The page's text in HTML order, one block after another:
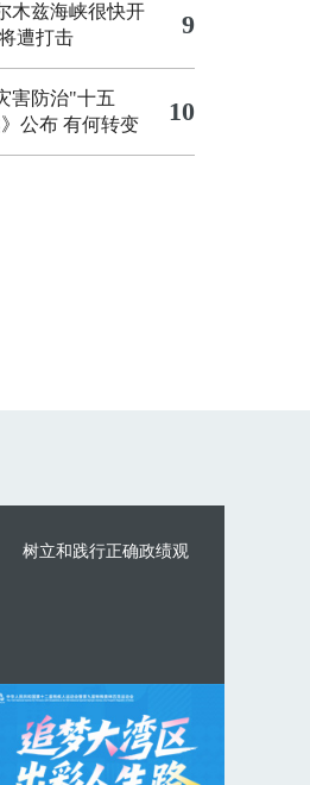
木兹海峡很快开
遭打击
9
害防治"十五
公布 有何转变
10
树立和践行正确政绩观